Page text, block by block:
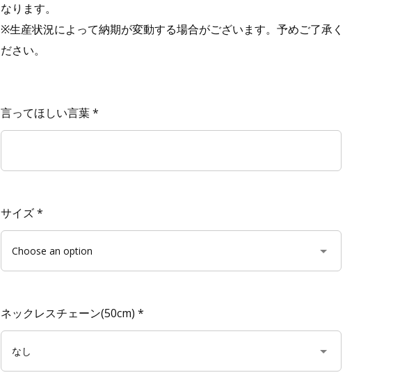
なります。
※生産状況によって納期が変動する場合がございます。予めご了承く
ださい。
言ってほしい言葉*
サイズ*
ネックレスチェーン(50cm) *